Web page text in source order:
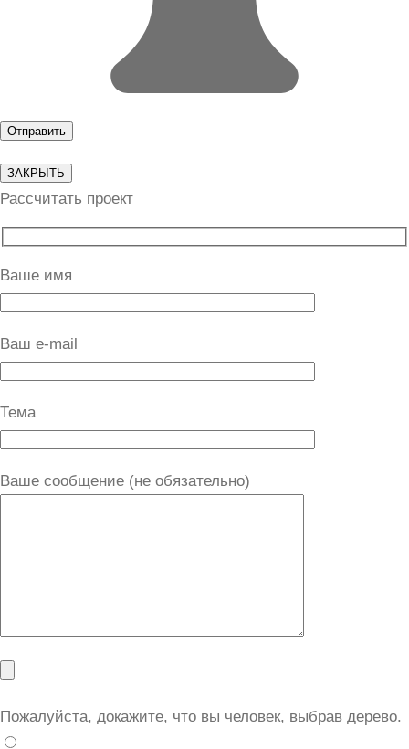
ЗАКРЫТЬ
Рассчитать проект
Ваше имя
Ваш e-mail
Тема
Ваше сообщение (не обязательно)
Пожалуйста, докажите, что вы человек, выбрав дерево.